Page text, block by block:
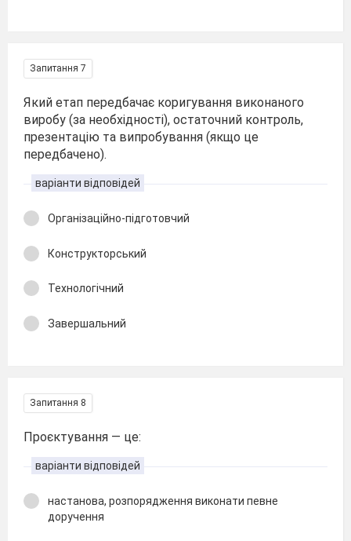
Запитання 7
Який етап передбачає коригування виконаного
виробу (за необхідності), остаточний контроль,
презентацію та випробування (якщо це
передбачено).
варіанти відповідей
Організаційно-підготовчий
Конструкторський
Технологічний
Завершальний
Запитання 8
Проєктування — це:
варіанти відповідей
настанова, розпорядження виконати певне
доручення